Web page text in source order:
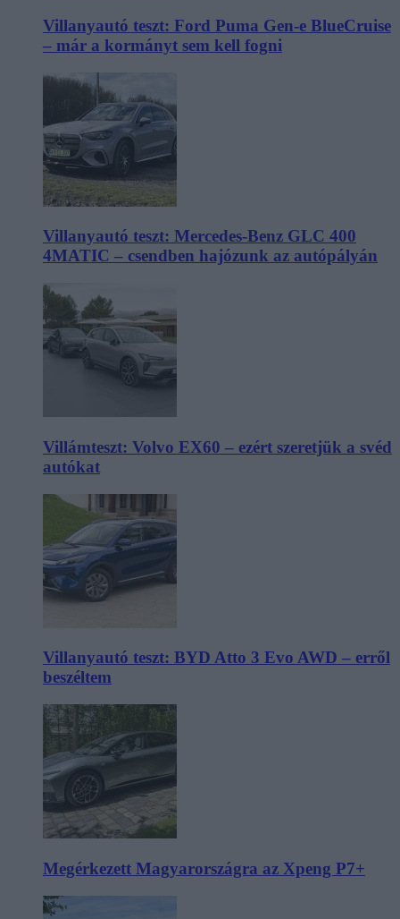
Villanyautó teszt: Ford Puma Gen-e BlueCruise
– már a kormányt sem kell fogni
Villanyautó teszt: Mercedes-Benz GLC 400
4MATIC – csendben hajózunk az autópályán
Villámteszt: Volvo EX60 – ezért szeretjük a svéd
autókat
Villanyautó teszt: BYD Atto 3 Evo AWD – erről
beszéltem
Megérkezett Magyarországra az Xpeng P7+